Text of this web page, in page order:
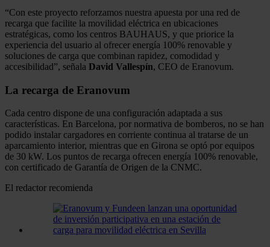
“Con este proyecto reforzamos nuestra apuesta por una red de
recarga que facilite la movilidad eléctrica en ubicaciones
estratégicas, como los centros BAUHAUS, y que priorice la
experiencia del usuario al ofrecer energía 100% renovable y
soluciones de carga que combinan rapidez, comodidad y
accesibilidad”, señala David Vallespín, CEO de Eranovum.
La recarga de Eranovum
Cada centro dispone de una configuración adaptada a sus
características. En Barcelona, por normativa de bomberos, no se han
podido instalar cargadores en corriente continua al tratarse de un
aparcamiento interior, mientras que en Girona se optó por equipos
de 30 kW. Los puntos de recarga ofrecen energía 100% renovable,
con certificado de Garantía de Origen de la CNMC.
El redactor recomienda